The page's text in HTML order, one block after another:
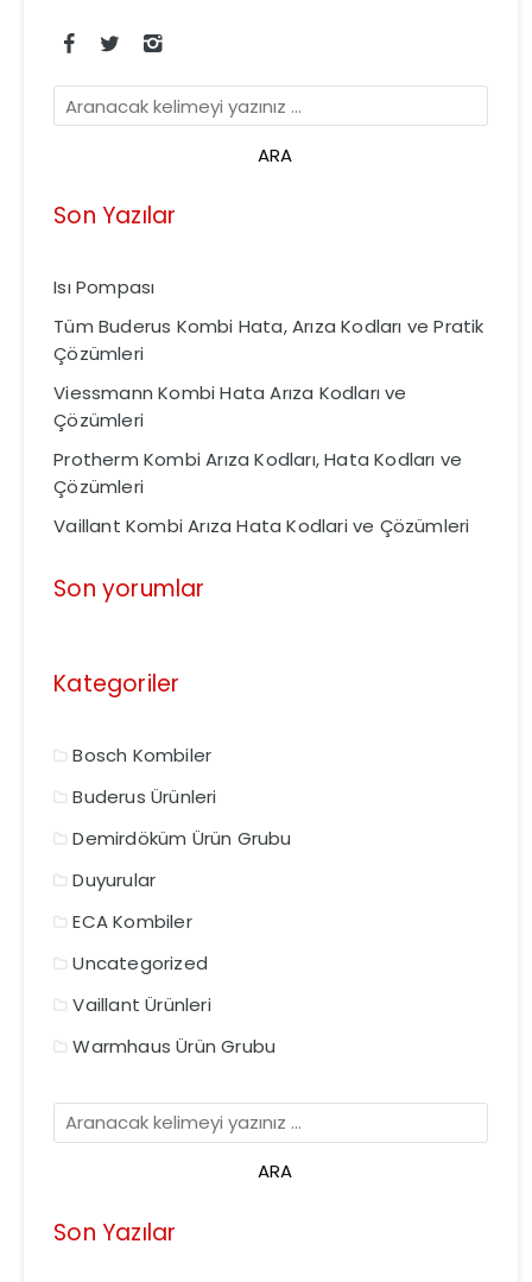
Son Yazılar
Isı Pompası
Tüm Buderus Kombi Hata, Arıza Kodları ve Pratik
Çözümleri
Viessmann Kombi Hata Arıza Kodları ve
Çözümleri
Protherm Kombi Arıza Kodları, Hata Kodları ve
Çözümleri
Vaillant Kombi Arıza Hata Kodlari ve Çözümleri
Son yorumlar
Kategoriler
Bosch Kombiler
Buderus Ürünleri
Demirdöküm Ürün Grubu
Duyurular
ECA Kombiler
Uncategorized
Vaillant Ürünleri
Warmhaus Ürün Grubu
Son Yazılar